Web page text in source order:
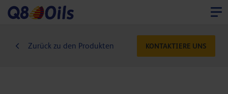
Zurück zu den Produkten KONTAKTIERE UNS